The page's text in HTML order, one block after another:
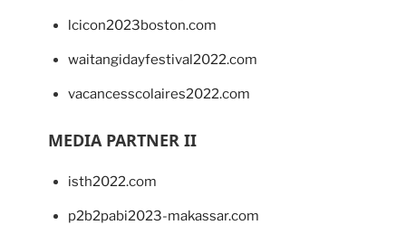
lcicon2023boston.com
waitangidayfestival2022.com
vacancesscolaires2022.com
MEDIA PARTNER II
isth2022.com
p2b2pabi2023-makassar.com